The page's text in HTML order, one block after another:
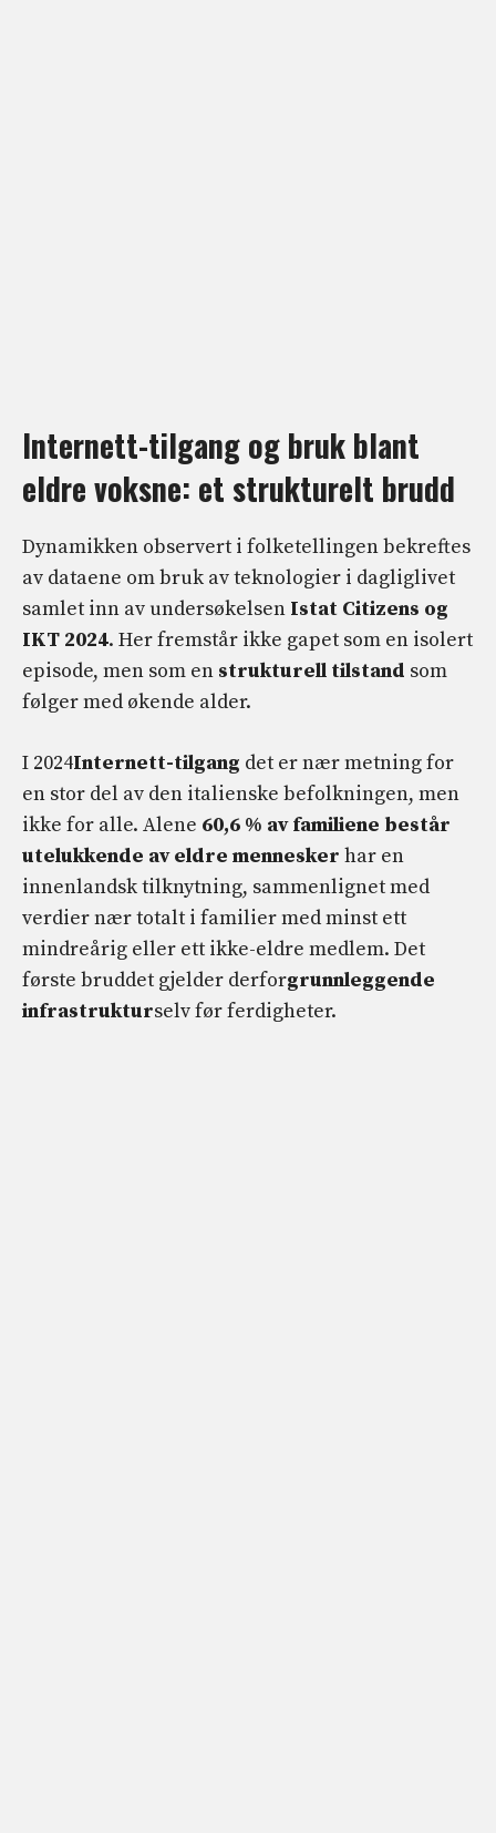
Internett-tilgang og bruk blant
eldre voksne: et strukturelt brudd
Dynamikken observert i folketellingen bekreftes
av dataene om bruk av teknologier i dagliglivet
samlet inn av undersøkelsen Istat Citizens og
IKT 2024. Her fremstår ikke gapet som en isolert
episode, men som en strukturell tilstand som
følger med økende alder.
I 2024Internett-tilgang det er nær metning for
en stor del av den italienske befolkningen, men
ikke for alle. Alene 60,6 % av familiene består
utelukkende av eldre mennesker har en
innenlandsk tilknytning, sammenlignet med
verdier nær totalt i familier med minst ett
mindreårig eller ett ikke-eldre medlem. Det
første bruddet gjelder derforgrunnleggende
infrastrukturselv før ferdigheter.